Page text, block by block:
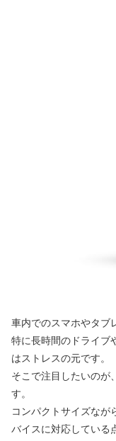
車内でのスマホやタブ
特に長時間のドライブ
はストレスの元です。
そこで注目したいのが
す。
コンパクトサイズなが
バイスに対応している